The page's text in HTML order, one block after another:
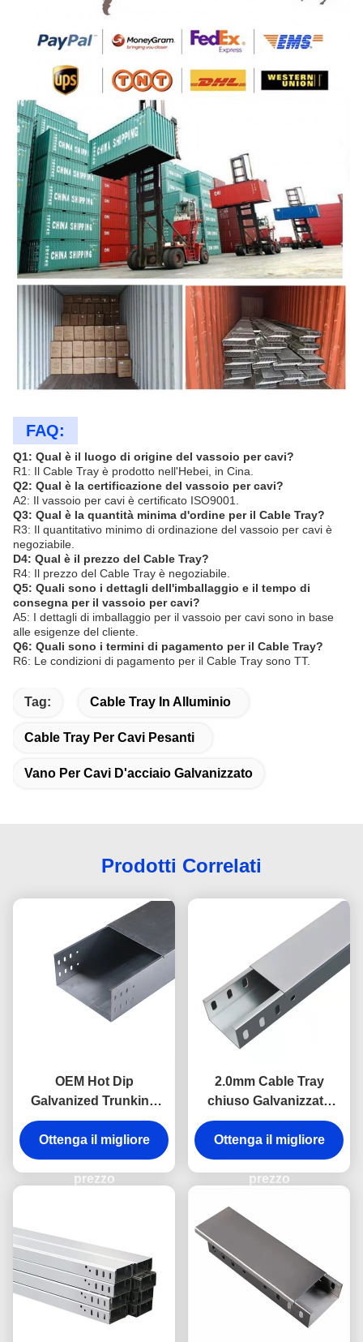
FAQ:
Q1: Qual è il luogo di origine del vassoio per cavi?
R1: Il Cable Tray è prodotto nell'Hebei, in Cina.
Q2: Qual è la certificazione del vassoio per cavi?
A2: Il vassoio per cavi è certificato ISO9001.
Q3: Qual è la quantità minima d'ordine per il Cable Tray?
R3: Il quantitativo minimo di ordinazione del vassoio per cavi è
negoziabile.
D4: Qual è il prezzo del Cable Tray?
R4: Il prezzo del Cable Tray è negoziabile.
Q5: Quali sono i dettagli dell'imballaggio e il tempo di
consegna per il vassoio per cavi?
A5: I dettagli di imballaggio per il vassoio per cavi sono in base
alle esigenze del cliente.
Q6: Quali sono i termini di pagamento per il Cable Tray?
R6: Le condizioni di pagamento per il Cable Tray sono TT.
Tag: Cable Tray In Alluminio
Cable Tray Per Cavi Pesanti
Vano Per Cavi D'acciaio Galvanizzato
Prodotti Correlati
OEM Hot Dip
Galvanized Trunking
25mm-200mm Heavy
Duty Cable Tray
Ottenga il migliore
prezzo
2.0mm Cable Tray
chiuso Galvanizzato
50mm Cable Tray 100kg
carico
Ottenga il migliore
prezzo